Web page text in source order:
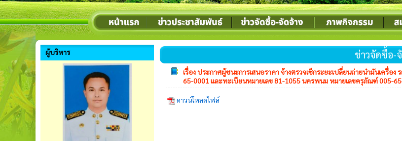
ผู้บริหาร ข่าวจัดซื้อ-
เรื่อง ประกาศผู้ชนะการเสนอราคา จ้างตรวจเช็กระยะเปลี่ยนถ่ายนำมันเครื่
65-0001 และทะเบียนหมายเลข 81-1055 นครพนม หมายเลขครุภัณฑ์ 005-
ดาวน์โหลดไฟล์